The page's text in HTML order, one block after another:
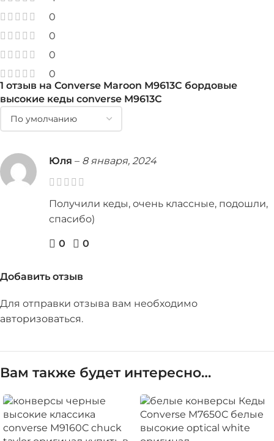
0
0
0
0
1 отзыв на Converse Maroon М9613С бордовые
высокие кеды converse M9613С
Юля – 8 января, 2024
Получили кеды, очень классные, подошли,
спасибо)
0 0
Добавить отзыв
Для отправки отзыва вам необходимо
авторизоваться.
Вам также будет интересно…